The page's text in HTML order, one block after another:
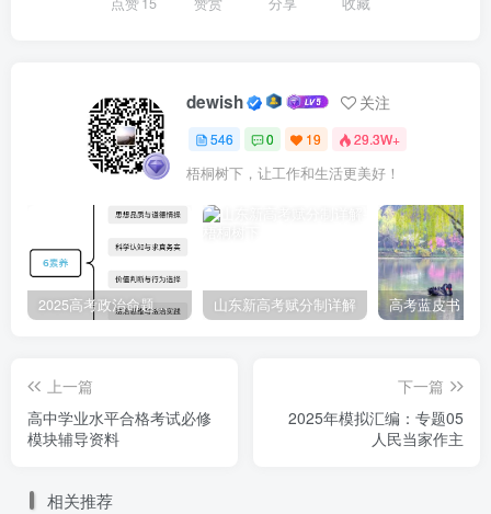
排除。②：从革命时期到现代化建设再到新时代，实事求是
始终被强调，说明它是长期坚持的方法，②正确。③：材料
强调的是我党始终坚持实事求是，没有体现理念更新，③排
除。④：邓小平理论高度重视实事求是，实事求是同样是习
近平新时代中国特色社会主义思想的精髓，贯穿新时代中国
特色社会主义方方面面，这表明坚持实事求是是党认识世
界、改造世界的根本要求，④正确。故本题选C。
见，首次把制度建设作为党的建设的重要组成部分加以阐
述，并突出强调加强党内民主。党的二十届三中全会根据习
近平的主张，提出进一步全面深化改革要聚焦提高党的领导
水平和长期执政能力，创新和改进领导方式和执政方式，深
dewish 关注
546 0 19 29.3W+
梧桐树下，让工作和生活更美好！
2025高考政治命题纲要解读 山东新高考赋分制详解
上一篇
高中学业水平合格考试必修
模块辅导资料
下一篇
2025年模拟汇编：专题05
人民当家作主
相关推荐